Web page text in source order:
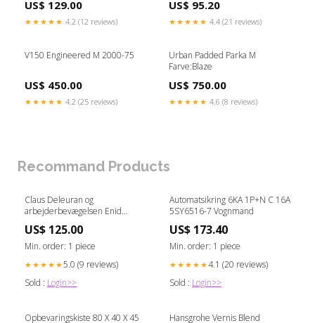
US$ 129.00
★★★★★ 4.2 (12 reviews)
US$ 95.20
★★★★★ 4.4 (21 reviews)
V150 Engineered M 2000-75
US$ 450.00
★★★★★ 4.2 (25 reviews)
Urban Padded Parka M
Farve:Blaze
US$ 750.00
★★★★★ 4.6 (8 reviews)
Recommand Products
Claus Deleuran og
arbejderbevægelsen Enid
US$ 125.00
Min. order: 1 piece
★★★★★5.0 (9 reviews)
Sold : Login>>
Automatsikring 6KA 1P+N C 16A
5SY6516-7 Vognmand
US$ 173.40
Min. order: 1 piece
★★★★★4.1 (20 reviews)
Sold : Login>>
Opbevaringskiste 80 X 40 X 45
Hansgrohe Vernis Blend